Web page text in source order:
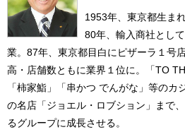
1953年、東京都生ま
80年、輸入商社とし
業。87年、東京都目白にピザーラ１号
高・店舗数ともに業界１位に。「TO
「柿家鮨」「串かつ でんがな」等のカ
の名店「ジョエル・ロブション」まで
るグループに成長させる。